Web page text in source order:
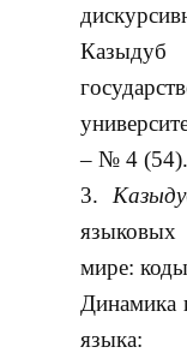
Казыдуб
– № 4
мире:
Динамика